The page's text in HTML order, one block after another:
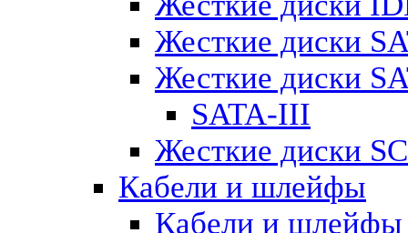
Жесткие диски
Жесткие диски
SATA-III
Жесткие диски
Кабели и шлейфы
Кабели и шлейфы